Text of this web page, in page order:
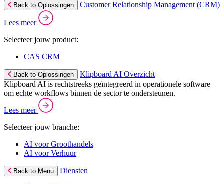
Back to Oplossingen Customer Relationship Management (CRM)
Lees meer
Selecteer jouw product:
CAS CRM
Back to Oplossingen
Klipboard AI Overzicht
Klipboard AI is rechtstreeks geïntegreerd in operationele software
om echte workflows binnen de sector te ondersteunen.
Lees meer
Selecteer jouw branche:
AI voor Groothandels
AI voor Verhuur
Back to Menu Diensten